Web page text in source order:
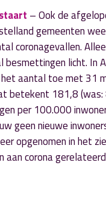
Dictee
– Ook de
gemeenten
coronagevallen.
licht. In
aantal toe met 31
betekent 181,8 (was:
per 100.000
geen nieuwe
opgenomen in het
aan corona